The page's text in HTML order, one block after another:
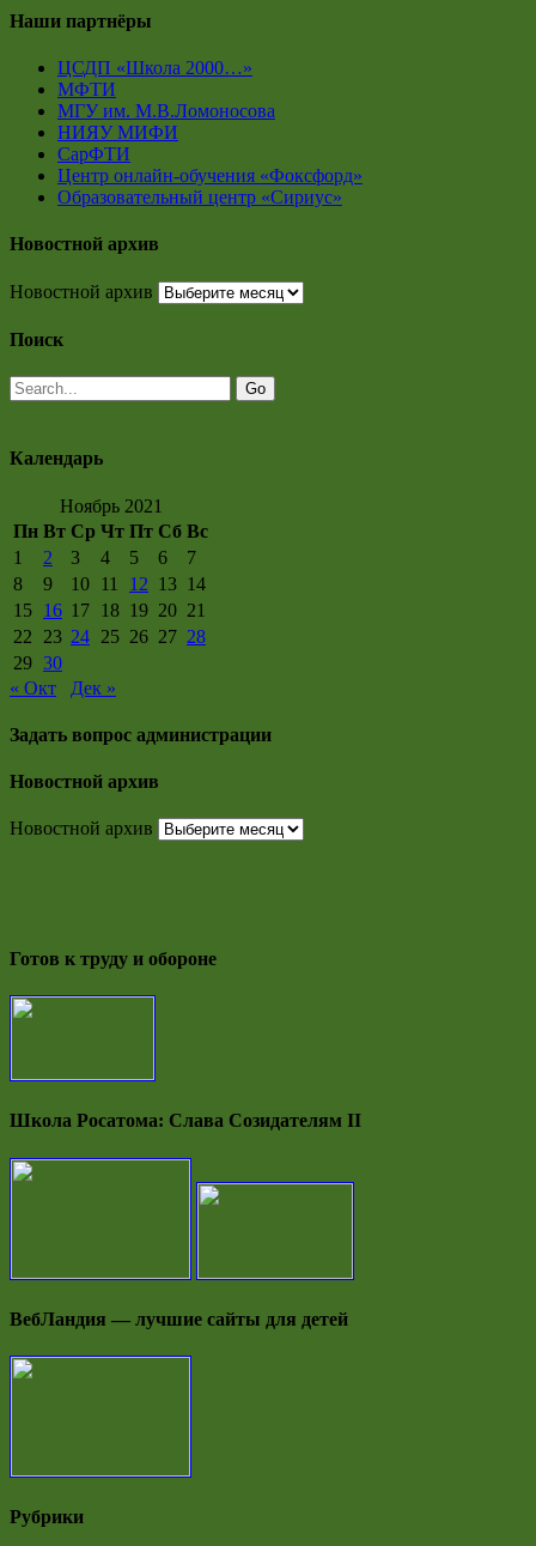
Наши партнёры
ЦСДП «Школа 2000…»
МФТИ
МГУ им. М.В.Ломоносова
НИЯУ МИФИ
СарФТИ
Центр онлайн-обучения «Фоксфорд»
Образовательный центр «Сириус»
Новостной архив
Новостной архив
Поиск
Календарь
Ноябрь 2021
Пн Вт Ср Чт Пт Сб Вс
1
2 3 4 5 6
7
8
9 10 11 12 13 14
15 16 17 18 19 20 21
22
23 24 25 26 27 28
29 30
« Окт
Дек »
Задать вопрос администрации
Новостной архив
Новостной архив
Готов к труду и обороне
Школа Росатома: Слава Созидателям II
ВебЛандия — лучшие сайты для детей
Рубрики